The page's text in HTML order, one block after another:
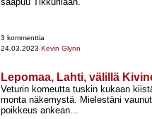
3 kommenttia
24.03.2023 Kevin Glynn
Lepomaa, Lahti, välillä
Veturin komeutta tuskin kukaan
monta näkemystä. Mielestäni
poikkeus ankean...